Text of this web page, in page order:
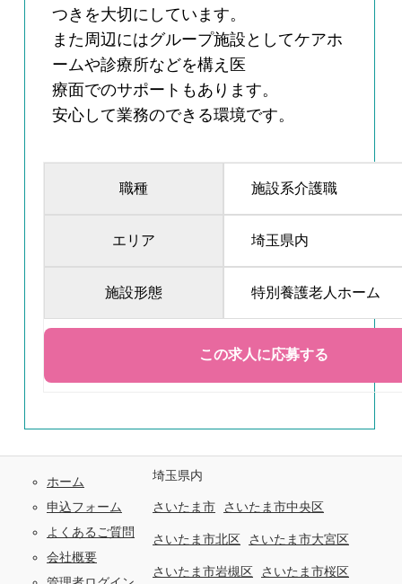
つきを大切にしています。
また周辺にはグループ施設としてケアホ
ームや診療所などを構え医
療面でのサポートもあります。
安心して業務のできる環境です。
職種 施設系介護職
エリア 埼玉県内
施設形態 特別養護老人ホーム
ホーム
申込フォーム
よくあるご質問
会社概要
埼玉県内
さいたま市 さいたま市中央区
さいたま市北区 さいたま市大宮区
さいたま市岩槻区 さいたま市桜区